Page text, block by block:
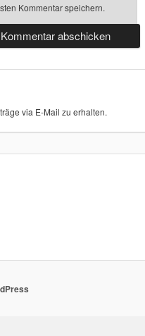
Kommentar speichern.
via E-Mail zu erhalten.